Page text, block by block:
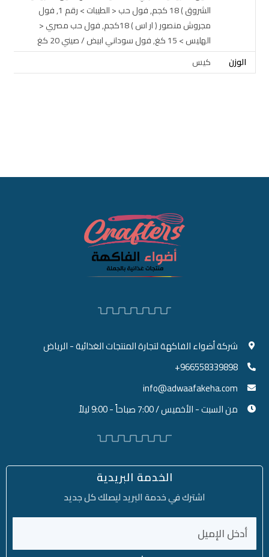
الشروق ) 18 كجم, فول حب < الطيبات > رقم 1, فول
مجروش منصور ( ار اس ) 18كجم, فول حب مصري <
الهليس > 15 كغ, فول سوداني ابيض / صيني 20 كغ
الوزن
كيس
شركة أضواء الفاكهة لتجارة المنتجات الغذائية - الرياض
966558339898+
info@adwaafakeha.com
من السبت - الأخميس / 7:00 صباحاً - 9:00 ليلاً
الخدمة البريدية
اشترك في خدمة البريد ليصلك كل جديد